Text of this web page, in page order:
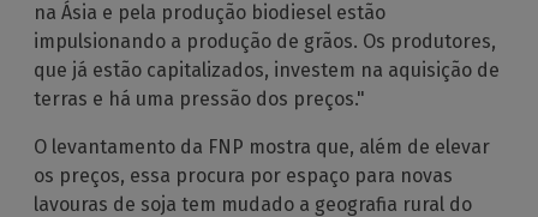
na Ásia e pela produção biodiesel estão
impulsionando a produção de grãos. Os produtores,
que já estão capitalizados, investem na aquisição de
terras e há uma pressão dos preços."
O levantamento da FNP mostra que, além de elevar
os preços, essa procura por espaço para novas
lavouras de soja tem mudado a geografia rural do